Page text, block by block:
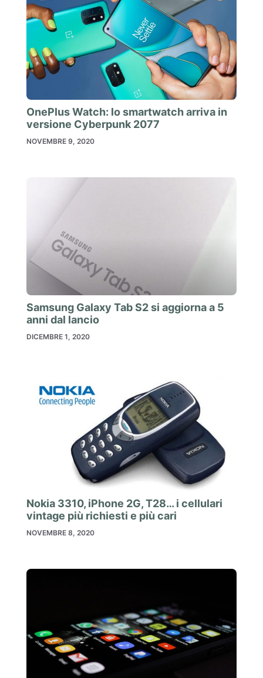
OnePlus Watch: lo smartwatch arriva in
versione Cyberpunk 2077
NOVEMBRE 9, 2020
Samsung Galaxy Tab S2 si aggiorna a 5
anni dal lancio
DICEMBRE 1, 2020
Nokia 3310, iPhone 2G, T28… i cellulari
vintage più richiesti e più cari
NOVEMBRE 8, 2020